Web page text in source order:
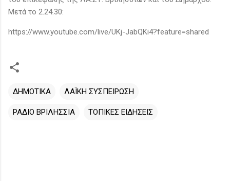
Μετά το 2.24.30:
https://www.youtube.com/live/UKj-JabQKi4?feature=shared
ΔΗΜΟΤΙΚΑ ΛΑΪΚΗ ΣΥΣΠΕΙΡΩΣΗ
ΡΑΔΙΟ ΒΡΙΛΗΣΣΙΑ ΤΟΠΙΚΕΣ ΕΙΔΗΣΕΙΣ